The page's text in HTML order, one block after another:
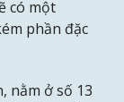
có một
phần đặc
nằm ở số 13